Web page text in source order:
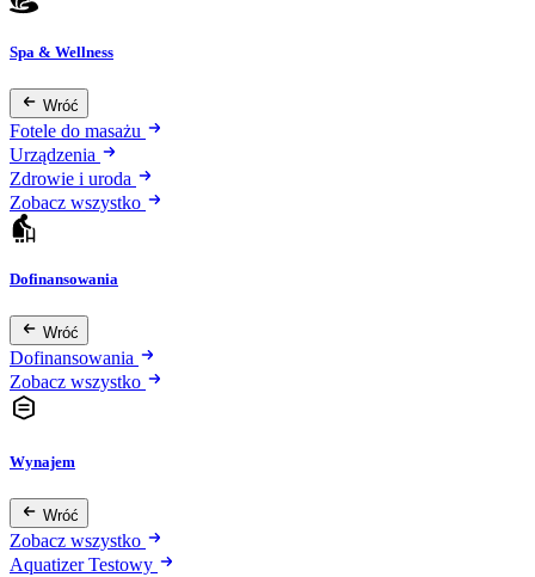
Spa & Wellness
Wróć
Fotele do masażu
Urządzenia
Zdrowie i uroda
Zobacz wszystko
Dofinansowania
Wróć
Dofinansowania
Zobacz wszystko
Wynajem
Wróć
Zobacz wszystko
Aquatizer Testowy